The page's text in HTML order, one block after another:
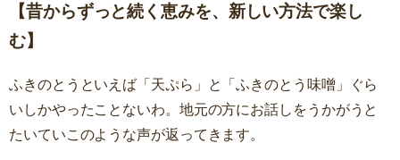
【昔からずっと続く恵みを、新しい方法で楽し
む】
ふきのとうといえば「天ぷら」と「ふきのとう味噌」ぐら
いしかやったことないわ。地元の方にお話しをうかがうと
たいていこのような声が返ってきます。